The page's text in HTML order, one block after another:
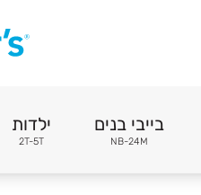
בייבי בנים
NB-24M
ילדות
2T-5T